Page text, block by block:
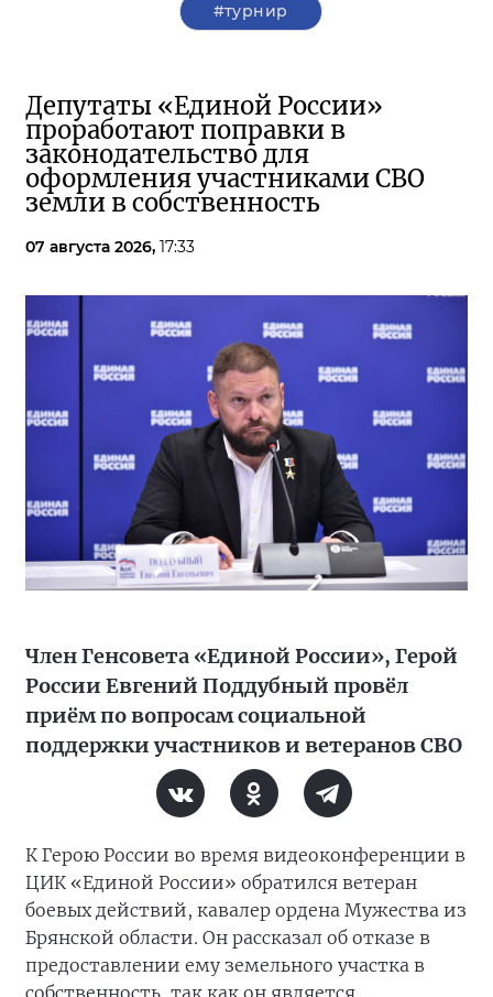
#турнир
Депутаты «Единой России»
проработают поправки в
законодательство для
оформления участниками СВО
земли в собственность
07 августа 2026, 17:33
Член Генсовета «Единой России», Герой
России Евгений Поддубный провёл
приём по вопросам социальной
поддержки участников и ветеранов СВО
К Герою России во время видеоконференции в
ЦИК «Единой России» обратился ветеран
боевых действий, кавалер ордена Мужества из
Брянской области. Он рассказал об отказе в
предоставлении ему земельного участка в